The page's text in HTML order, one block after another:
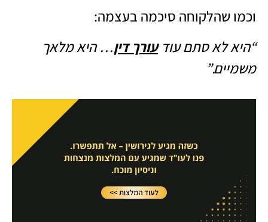
וכמו שהלקוחה סיכמה בעצמה:
“היא לא סתם עודעורך דין… היא מלאך
משמיים.”